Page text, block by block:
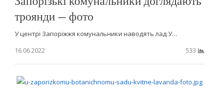
троянди — фото
У центрі Запоріжжя комунальники наводять лад У…
16.06.2022
533